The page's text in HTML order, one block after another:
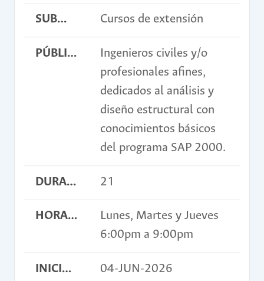
SUBMODALIDAD Cursos de extensión
PÚBLICO OBJETIVO
Ingenieros civiles y/o
profesionales afines,
dedicados al análisis y
diseño estructural con
conocimientos básicos
del programa SAP 2000.
DURACIÓN EN HORAS 21
HORARIO
Lunes, Martes y Jueves
6:00pm a 9:00pm
INICIO INSCRIPCIONES 04-JUN-2026